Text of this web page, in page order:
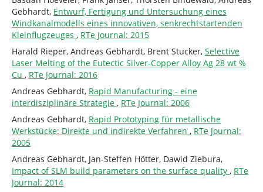
Gebhardt, Entwurf, Fertigung und Untersuchung eines
Windkanalmodells eines innovativen, senkrechtstartenden
Kleinflugzeuges , RTe Journal: 2015
Harald Rieper, Andreas Gebhardt, Brent Stucker, Selective
Laser Melting of the Eutectic Silver-Copper Alloy Ag 28 wt %
Cu , RTe Journal: 2016
Andreas Gebhardt, Rapid Manufacturing - eine
interdisziplinäre Strategie , RTe Journal: 2006
Andreas Gebhardt, Rapid Prototyping für metallische
Werkstücke: Direkte und indirekte Verfahren , RTe Journal:
2005
Andreas Gebhardt, Jan-Steffen Hötter, Dawid Ziebura,
Impact of SLM build parameters on the surface quality , RTe
Journal: 2014